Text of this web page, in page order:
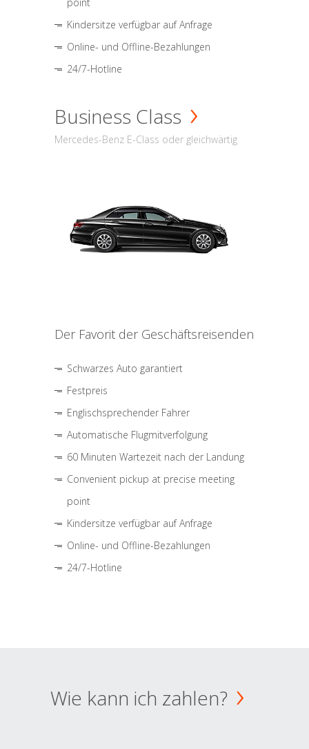
Kindersitze verfügbar auf Anfrage
Online- und Offline-Bezahlungen
24/7-Hotline
Business Class
Mercedes-Benz E-Class oder gleichwärtig
Der Favorit der Geschäftsreisenden
Schwarzes Auto garantiert
Festpreis
Englischsprechender Fahrer
Automatische Flugmitverfolgung
60 Minuten Wartezeit nach der Landung
Convenient pickup at precise meeting
point
Kindersitze verfügbar auf Anfrage
Online- und Offline-Bezahlungen
24/7-Hotline
Wie kann ich zahlen?